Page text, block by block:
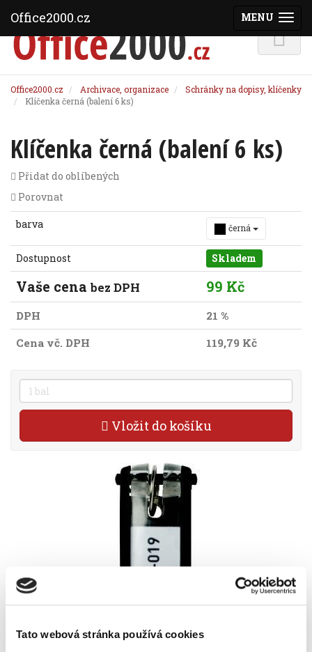
Tato webová stránka používá cookies
Office2000.cz Archivace, organizace
Schránky na dopisy, klíčenky
Klíčenka černá (balení 6 ks)
Klíčenka černá (balení 6 ks)
Přidat do oblíbených
Porovnat
barva černá
Dostupnost Skladem
Vaše cena bez DPH 99 Kč
DPH
21 %
Cena vč. DPH
119,79 Kč
Vložit do košíku
MENU
Office2000.cz